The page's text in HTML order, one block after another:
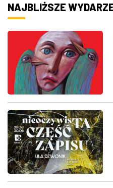
NAJBLIŻSZE